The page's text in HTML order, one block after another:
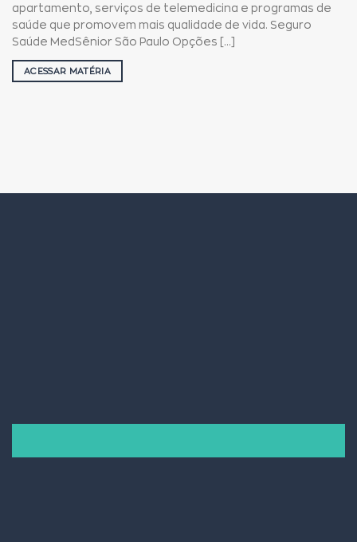
apartamento, serviços de telemedicina e programas de
saúde que promovem mais qualidade de vida. Seguro
Saúde MedSênior São Paulo Opções [...]
ACESSAR MATÉRIA